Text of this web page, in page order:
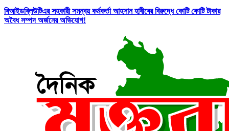
বিআইডব্লিউটিএর সহকারী সমন্বয় কর্মকর্তা আহসান হাবীবের বিরুদ্ধে কোটি কোটি টাকার
অবৈধ সম্পদ অর্জনের অভিযোগ!